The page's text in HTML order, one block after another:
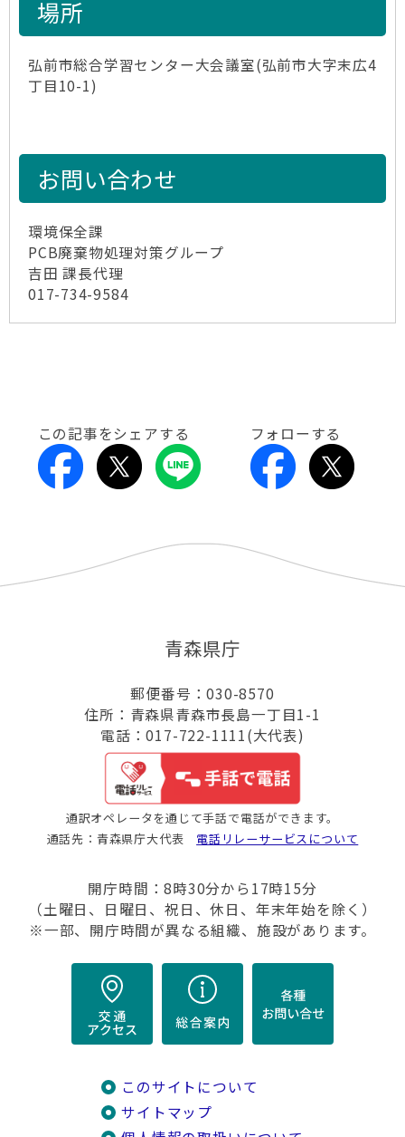
場所
弘前市総合学習センター大会議室(弘前市大字末広4
丁目10-1)
お問い合わせ
環境保全課
PCB廃棄物処理対策グループ
吉田 課長代理
017-734-9584
この記事をシェアする フォローする
青森県庁
郵便番号：030-8570
住所：青森県青森市長島一丁目1-1
電話：017-722-1111(大代表)
通訳オペレータを通じて手話で電話ができます。
通話先：青森県庁大代表 電話リレーサービスについて
開庁時間：8時30分から17時15分
（土曜日、日曜日、祝日、休日、年末年始を除く）
※一部、開庁時間が異なる組織、施設があります。
このサイトについて
サイトマップ